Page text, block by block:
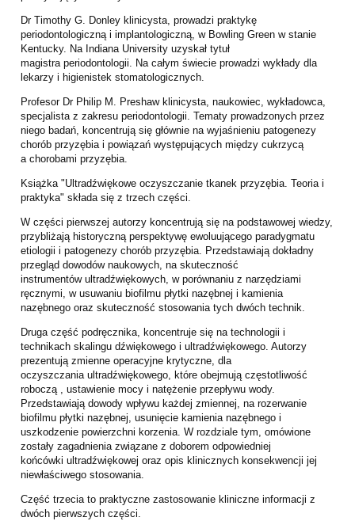
Dr Timothy G. Donley klinicysta, prowadzi praktykę
periodontologiczną i implantologiczną, w Bowling Green w stanie
Kentucky. Na Indiana University uzyskał tytuł
magistra periodontologii. Na całym świecie prowadzi wykłady dla
lekarzy i higienistek stomatologicznych.
Profesor Dr Philip M. Preshaw klinicysta, naukowiec, wykładowca,
specjalista z zakresu periodontologii. Tematy prowadzonych przez
niego badań, koncentrują się głównie na wyjaśnieniu patogenezy
chorób przyzębia i powiązań występujących między cukrzycą
a chorobami przyzębia.
Książka "Ultradźwiękowe oczyszczanie tkanek przyzębia. Teoria i
praktyka" składa się z trzech części.
W części pierwszej autorzy koncentrują się na podstawowej wiedzy,
przybliżają historyczną perspektywę ewoluującego paradygmatu
etiologii i patogenezy chorób przyzębia. Przedstawiają dokładny
przegląd dowodów naukowych, na skuteczność
instrumentów ultradźwiękowych, w porównaniu z narzędziami
ręcznymi, w usuwaniu biofilmu płytki nazębnej i kamienia
nazębnego oraz skuteczność stosowania tych dwóch technik.
Druga część podręcznika, koncentruje się na technologii i
technikach skalingu dźwiękowego i ultradźwiękowego. Autorzy
prezentują zmienne operacyjne krytyczne, dla
oczyszczania ultradźwiękowego, które obejmują częstotliwość
roboczą , ustawienie mocy i natężenie przepływu wody.
Przedstawiają dowody wpływu każdej zmiennej, na rozerwanie
biofilmu płytki nazębnej, usunięcie kamienia nazębnego i
uszkodzenie powierzchni korzenia. W rozdziale tym, omówione
zostały zagadnienia związane z doborem odpowiedniej
końcówki ultradźwiękowej oraz opis klinicznych konsekwencji jej
niewłaściwego stosowania.
Część trzecia to praktyczne zastosowanie kliniczne informacji z
dwóch pierwszych części.